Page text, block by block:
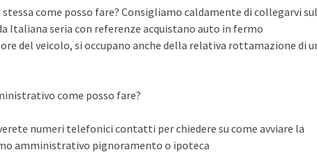
come posso fare? Consigliamo caldamente di collegarvi sul
Italiana seria con referenze acquistano auto in fermo
del veicolo, si occupano anche della relativa rottamazione di
come posso fare?
numeri telefonici contatti per chiedere su come avviare la
amministrativo pignoramento o ipoteca